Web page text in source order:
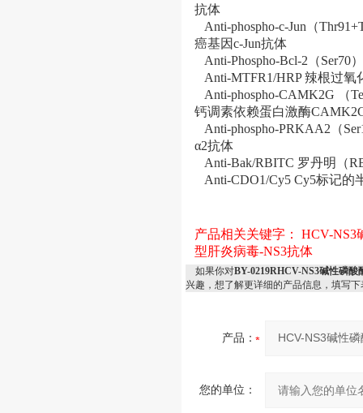
抗体
Anti-phospho-c-Jun（
癌基因c-Jun抗体
Anti-Phospho-Bcl-2（
Anti-MTFR1/HRP 辣根过
Anti-phospho-CAMK2G （
钙调素依赖蛋白激酶
Anti-phospho-PRKAA2（
α2抗体
Anti-Bak/RBITC 罗丹明（
Anti-CDO1/Cy5 Cy5标记
产品相关关键字： HCV-NS3
型肝炎病毒-NS3抗体
如果你对BY-0219RHCV-NS3碱性磷
兴趣，想了解更详细的产品信息，填写
产品：
您的单位：